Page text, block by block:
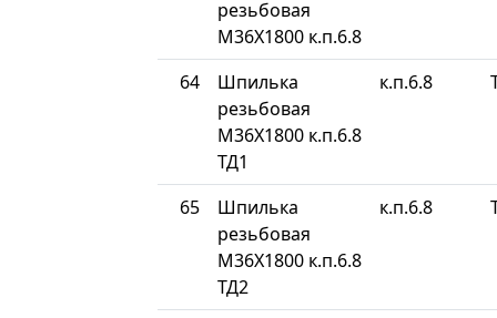
резьбовая
М36Х1800 к.п.6.8
64
Шпилька
резьбовая
М36Х1800 к.п.6.8
ТД1
к.п.6.8
65
Шпилька
резьбовая
М36Х1800 к.п.6.8
ТД2
к.п.6.8